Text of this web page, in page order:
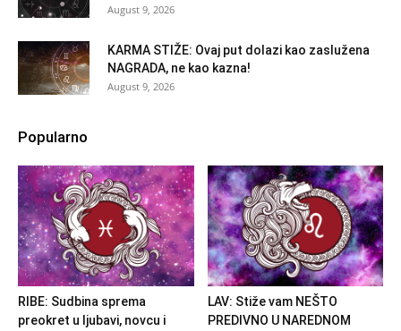
August 9, 2026
KARMA STIŽE: Ovaj put dolazi kao zaslužena
NAGRADA, ne kao kazna!
August 9, 2026
Popularno
RIBE: Sudbina sprema
preokret u ljubavi, novcu i
LAV: Stiže vam NEŠTO
PREDIVNO U NAREDNOM